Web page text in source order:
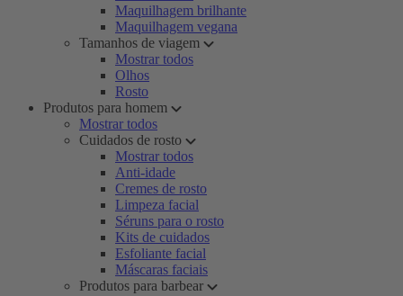
Maquilhagem brilhante
Maquilhagem vegana
Tamanhos de viagem
Mostrar todos
Olhos
Rosto
Produtos para homem
Mostrar todos
Cuidados de rosto
Mostrar todos
Anti-idade
Cremes de rosto
Limpeza facial
Séruns para o rosto
Kits de cuidados
Esfoliante facial
Máscaras faciais
Produtos para barbear